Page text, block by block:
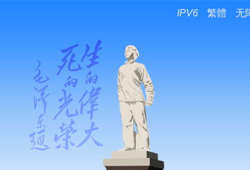
IPV6 繁體 无